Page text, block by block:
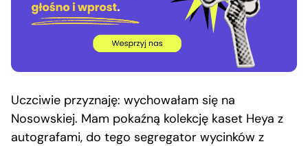
Uczciwie przyznaję: wychowałam się na
Nosowskiej. Mam pokaźną kolekcję kaset Heya z
autografami, do tego segregator wycinków z